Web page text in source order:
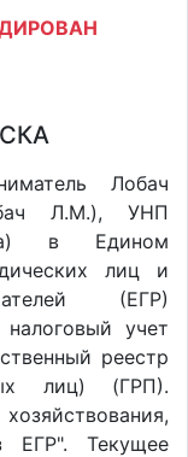
Лобач
Л.М.), УНП
а) в Едином
лиц и
(ЕГР)
учет
реестр
лиц) (ГРП).
ЕГР". Текущее